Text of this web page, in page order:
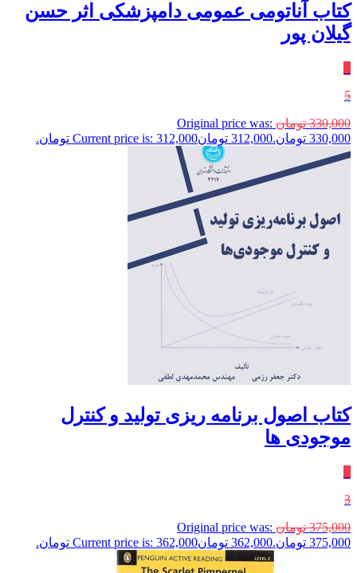
کتاب آناتومی عمومی دامپزشکی اثر حسن
گیلان پور
5
330,000 تومان Original price was:
330,000 تومان.
312,000 تومانCurrent price is: 312,000 تومان.
کتاب اصول برنامه ریزی تولید و کنترل
موجودی ها
3
375,000 تومان Original price was:
375,000 تومان.
362,000 تومانCurrent price is: 362,000 تومان.